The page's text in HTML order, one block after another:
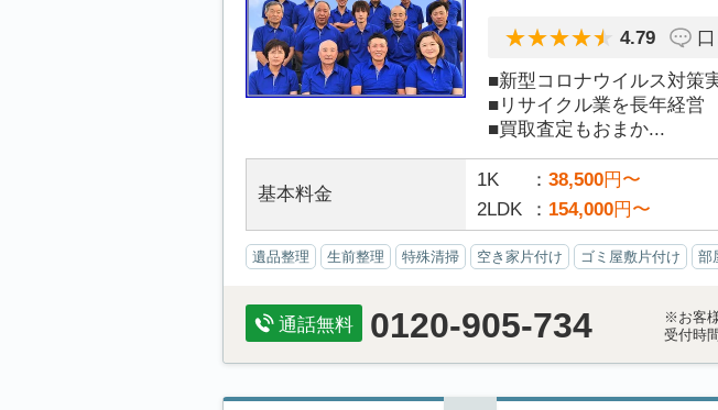
4.79
■新型コロナウイルス対策
■リサイクル業を長年経営
■買取査定もおまか...
基本料金
1K 38,500円〜
2LDK
154,000円〜
遺品整理 生前整理 特殊清掃 空き家片付け ゴミ屋敷片付け 部
通話無料 0120-905-734
※お客
受付時